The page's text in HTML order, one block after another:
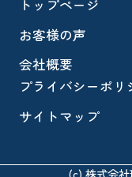
トップページ
お客様の声
会社概要
プライバシーポリ
サイトマップ